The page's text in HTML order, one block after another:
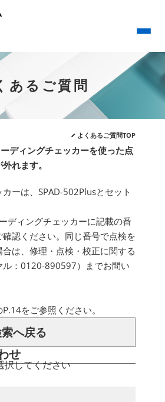
あるご質問
よくあるご質問TOP
ディングチェッカーを使った点
れます。
ーは、SPAD-502Plusとセット
ディングチェッカーに記載の番
認ください。同じ番号で点検を
は、修理・点検・校正に関する
ル：0120-890597）までお問い
をご参照ください。
へ戻る
せ
択してください